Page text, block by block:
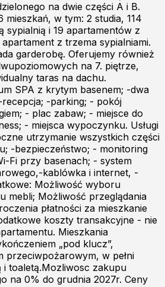
na dwie części A i B.
mieszkań, w tym: 2 studia, 114
sypialnią i 19 apartamentów z
z trzema sypialniami.
garderobę. Oferujemy również
na 7. piętrze,
taras na dachu.
SPA z krytym basenem; -dwa
-parking; - pokój
- plac zabaw; - miejsce do
- miejsca wypoczynku. Usługi
utrzymanie wszystkich części
-bezpieczeństwo; - monitoring
Fi przy basenach; - system
kablówka i internet, -
Możliwość wyboru
mebli; Możliwość przeglądania
płatności za mieszkanie
koszty transakcyjne - nie
Mieszkania
„pod klucz”,
przeciwpożarowym, w pełni
i toaletą.Mozliwosc zakupu
na 0% do grudnia 2027r. Ceny